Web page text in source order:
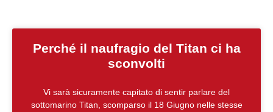
Perché il naufragio del Titan ci ha
sconvolti
Vi sarà sicuramente capitato di sentir parlare del
sottomarino Titan, scomparso il 18 Giugno nelle stesse